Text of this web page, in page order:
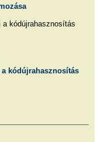
kódújrahasznosítás